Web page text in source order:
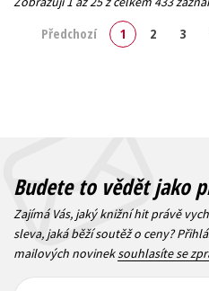
Předchozí 1 2 3
Budete to vědět jako
Zajímá Vás, jaký knižní hit právě
sleva, jaká běží soutěž o ceny?
mailových novineksouhlasíte se